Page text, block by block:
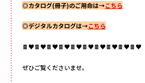
◎カタログ(冊子)のご用命は→こちら
◎デジタルカタログは→こちら
🍫♥🍫♥🍫♥🍫♥🍫♥🍫♥🍫♥🍫♥🍫♥🍫♥
ぜひご覧くださいませ。